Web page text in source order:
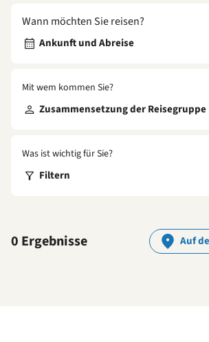
Wann möchten Sie reisen?
Ankunft und Abreise
Mit wem kommen Sie?
Zusammensetzung der Reisegruppe
Was ist wichtig für Sie?
Filtern
0 Ergebnisse Auf